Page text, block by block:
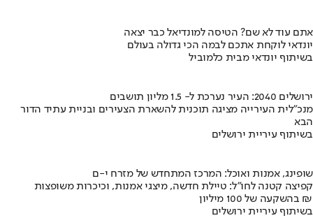
אתם עוד לא שם? הטיסה למונדיאל כבר יצאה
יונדאי לוקחת אתכם לבמה הכי גדולה בעולם
בשיתוף יונדאי מבית כלמוביל
ירושלים 2040: העיר נערכת ל- 1.5 מליון תושבים
מנכ"לית העירייה מציגה תוכנית להשארת הצעירים ובניית עתיד הדור
הבא
בשיתוף עיריית ירושלים
שופינג, אמנות ואוכל: המרכז המתחדש של מזרח י-ם
קפיצה קטנה לחו"ל: טיילת חדשה, מיצגי אמנות, וכיכרות משופצות
בהשקעה של 100 מיליון ₪
בשיתוף עיריית ירושלים